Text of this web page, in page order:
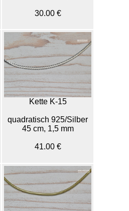
30.00 €
Kette K-15
quadratisch 925/Silber
45 cm, 1,5 mm
41.00 €